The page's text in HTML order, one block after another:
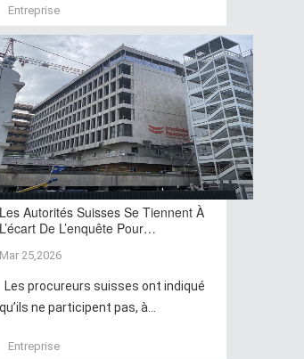
Entreprise
Les Autorités Suisses Se Tiennent À
L’écart De L’enquête Pour…
Mar 25,2026
Les procureurs suisses ont indiqué
qu’ils ne participent pas, à...
Entreprise